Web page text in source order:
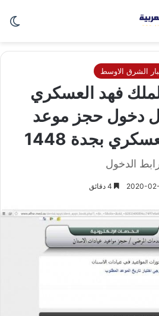
الشرق الاوسط
فهد العسكري
دخول حجز موعد
بجدة 1448
الدخول
2020-